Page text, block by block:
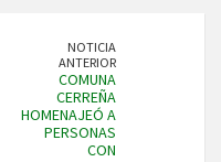
NOTICIA
ANTERIOR
COMUNA
CERREÑA
HOMENAJEÓ A
PERSONAS
CON